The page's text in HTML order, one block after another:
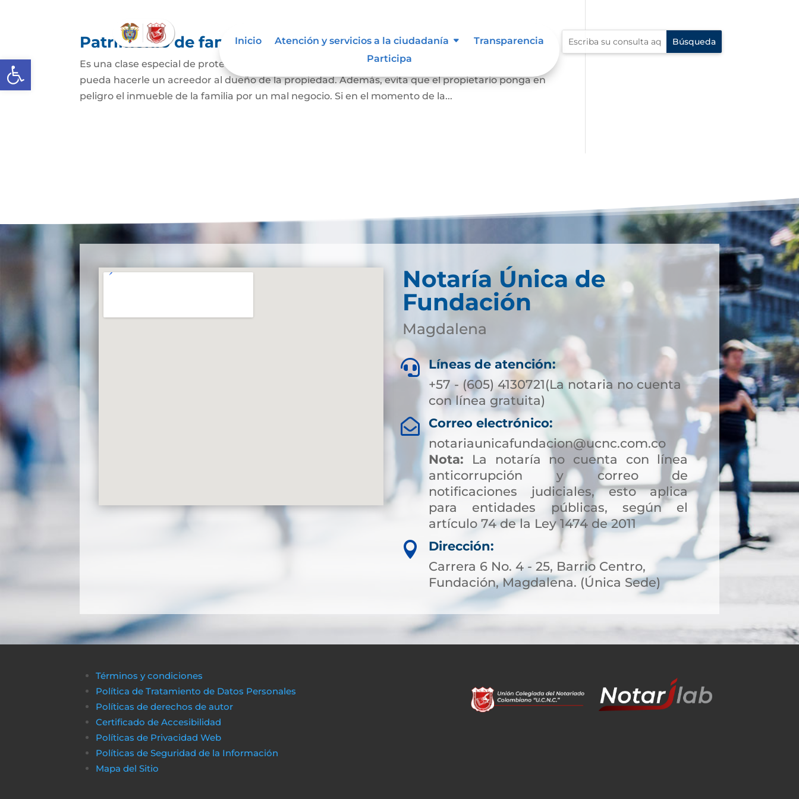
Abrir barra de herramientas
Inicio Atención y servicios a la ciudadanía
Transparencia
Participa
Patrimonio de familia inembargable
Es una clase especial de protección de la vivienda de una familia, que impide el embargo que
pueda hacerle un acreedor al dueño de la propiedad. Además, evita que el propietario ponga en
peligro el inmueble de la familia por un mal negocio. Si en el momento de la...
Notaría Única de
Fundación
Magdalena
 Líneas de atención:
+57 - (605) 4130721(La notaria no cuenta
con línea gratuita)

Correo electrónico:
notariaunicafundacion@ucnc.com.co
Nota: La notaría no cuenta con línea
anticorrupción y correo de
notificaciones judiciales, esto aplica
para entidades públicas, según el
artículo 74 de la Ley 1474 de 2011

Dirección:
Carrera 6 No. 4 - 25, Barrio Centro,
Fundación, Magdalena. (Única Sede)
Términos y condiciones
Política de Tratamiento de Datos Personales
Políticas de derechos de autor
Certificado de Accesibilidad
Políticas de Privacidad Web
Políticas de Seguridad de la Información
Mapa del Sitio